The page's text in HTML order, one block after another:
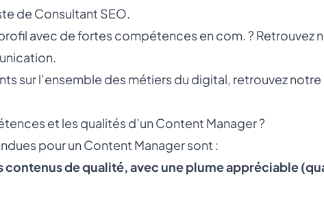
de Consultant SEO.
avec de fortes compétences en com. ? Retrouvez
.
sur l’ensemble des métiers du digital, retrouvez notre
et les qualités d’un Content Manager ?
pour un Content Manager sont :
contenus de qualité, avec une plume appréciable